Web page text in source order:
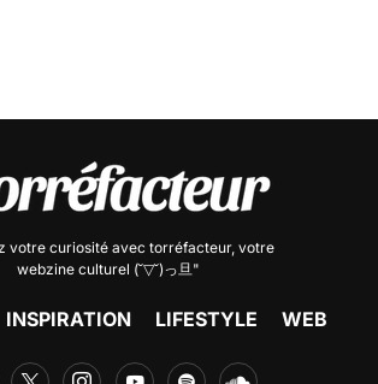
votre curiosité avec torréfacteur, votre
webzine culturel (˘▽˘)っ旦"
INSPIRATION LIFESTYLE WEB